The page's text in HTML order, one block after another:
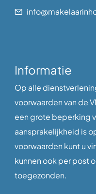
Informatie
Op alle
voorwaarden van de
een grote beperking
aansprakelijkheid is
voorwaarden kunt u
kunnen ook per post
toegezonden.